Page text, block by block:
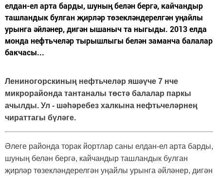
елдан-ел арта барды, шуның белән бергә, кайчандыр
ташландык булган җирләр төзекләндерелгән уңайлы
урынга әйләнер, дигән ышаныч та ныгыды. 2013 елда
монда нефтьчеләр тырышлыгы белән заманча балалар
бакчасы...
Лениногорскиның нефтьчеләр яшәүче 7 нче
микрорайонда тантаналы төстә балалар паркы
ачылды. Ул - шәһәребез халкына нефтьчеләрнең
чираттагы бүләге.
Әлеге районда торак йортлар саны елдан-ел арта барды,
шуның белән бергә, кайчандыр ташландык булган
җирләр төзекләндерелгән уңайлы урынга әйләнер, дигән